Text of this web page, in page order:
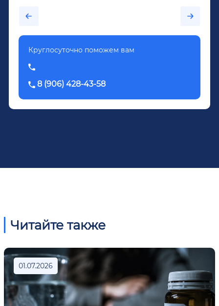
было назначено кодирование по методу
Круглосуточно поможем вам
8 (906) 428-43-58
Читайте также
01.07.2026